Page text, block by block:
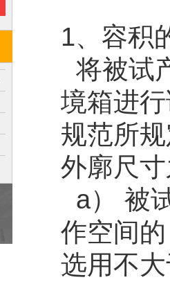
1、容积
将被试
境箱进
规范所
外廓尺
a） 被
作空间
选用不